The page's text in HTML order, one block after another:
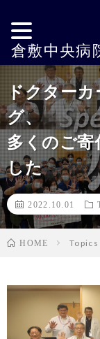
ドクター
グ、
多くのご
した
2022.10.01
HOME Topics
倉敷中央病